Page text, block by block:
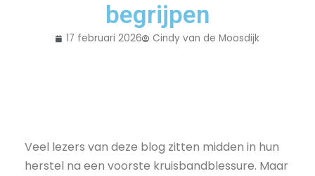
begrijpen
17 februari 2026 Cindy van de Moosdijk
Veel lezers van deze blog zitten midden in hun
herstel na een voorste kruisbandblessure. Maar